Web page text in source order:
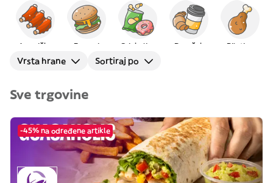
Američka Burgeri Grickalice Doručak Piletina
Vrsta hrane Sortiraj po
Sve trgovine
-45% na određene artikle